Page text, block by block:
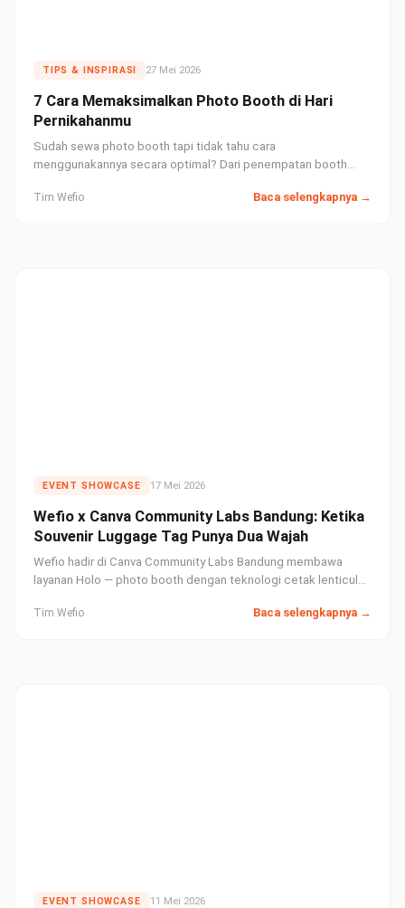
TIPS & INSPIRASI 27 Mei 2026
7 Cara Memaksimalkan Photo Booth di Hari
Pernikahanmu
Sudah sewa photo booth tapi tidak tahu cara
menggunakannya secara optimal? Dari penempatan booth
di hari pernikahanmu benar-benar tak terlupakan.
Tim Wefio Baca selengkapnya →
EVENT SHOWCASE 17 Mei 2026
Wefio x Canva Community Labs Bandung: Ketika
Souvenir Luggage Tag Punya Dua Wajah
Wefio hadir di Canva Community Labs Bandung membawa
layanan Holo — photo booth dengan teknologi cetak lenticular
berubah tampilan saat dimiringkan.
Tim Wefio Baca selengkapnya →
EVENT SHOWCASE 11 Mei 2026